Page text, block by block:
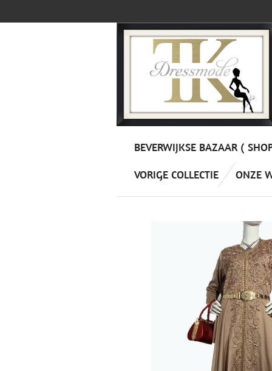
BEVERWIJKSE BAZAAR (
VORIGE COLLECTIE
ONZE